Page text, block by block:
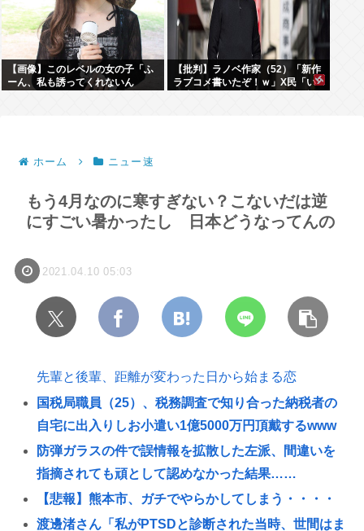
【画像】このレベルの女の子「ふ
ーん、私も誘ってくれないん
【批判】ラノベ作家（52）「新作
ラブコメ書いたぞ！ｗ」X民「い
ホーム ニュー速
もう4月なのに寒すぎない？こないだは逆
にすごい暑かったし 日本どうなってんの
2021.04.10 05:03
先輩と後輩、距離が変わった日から始まる恋
国税局職員（25）、税務調査で知り合った納税者の
自宅に出入りしお小遣い1億5000万円頂戴するwww
防弾ガラスの件で誤情報を拡散した左派、間違いを
指摘されても頑として認めなかった結果……
【悲報】熊本市、ガチでやらかしてしまう・・・・
渡邊渚さん「私がPTSDと診断された当時、世間はま